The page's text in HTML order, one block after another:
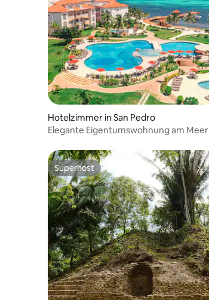
Hotelzimmer in San Pedro
Elegante Eigentumswohnung am Meer
Superhost
Superhost